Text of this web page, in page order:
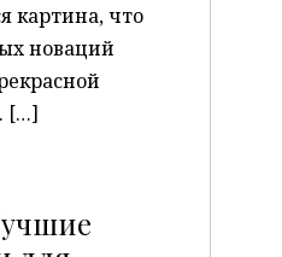
картина, что
новаций
[…]